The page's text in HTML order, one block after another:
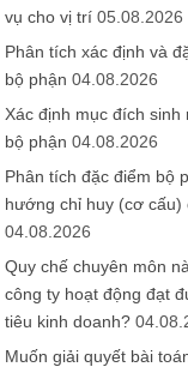
vụ cho vị trí 05.08.2026
Phân tích xác định và
bộ phận 04.08.2026
Xác định mục đích sinh
bộ phận 04.08.2026
Phân tích đặc điểm bộ
hướng chỉ huy (cơ cấu)
04.08.2026
Quy chế chuyên môn
công ty hoạt động đạt
tiêu kinh doanh?
Muốn giải quyết bài